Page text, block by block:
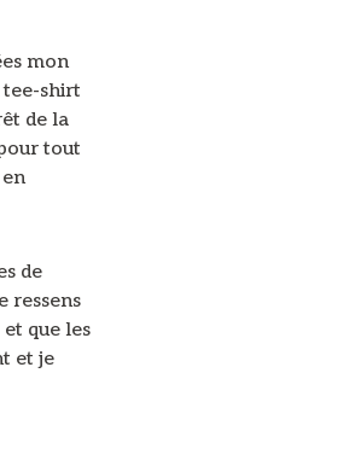
mon
tee-shirt
de la
tout
de
ressens
que les
et je